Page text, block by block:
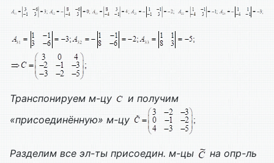
Транспонируем м-цу
и получим
«присоединённую» м-цу
Разделим все эл-ты присоедин. м-цы
на опр-ль